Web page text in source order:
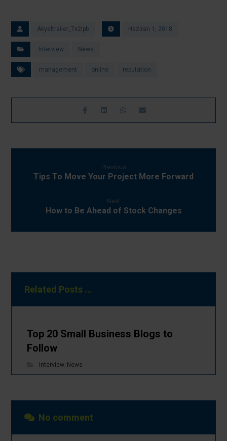
Akyeltrailer_7x2ipb Haziran 1, 2018
Interview News
management online reputation
Previous
Tips To Move Your Project More Forward
Next
How to Be Ahead of Stock Changes
Related Posts ...
Top 20 Small Business Blogs to
Follow
Interview, News
No comment